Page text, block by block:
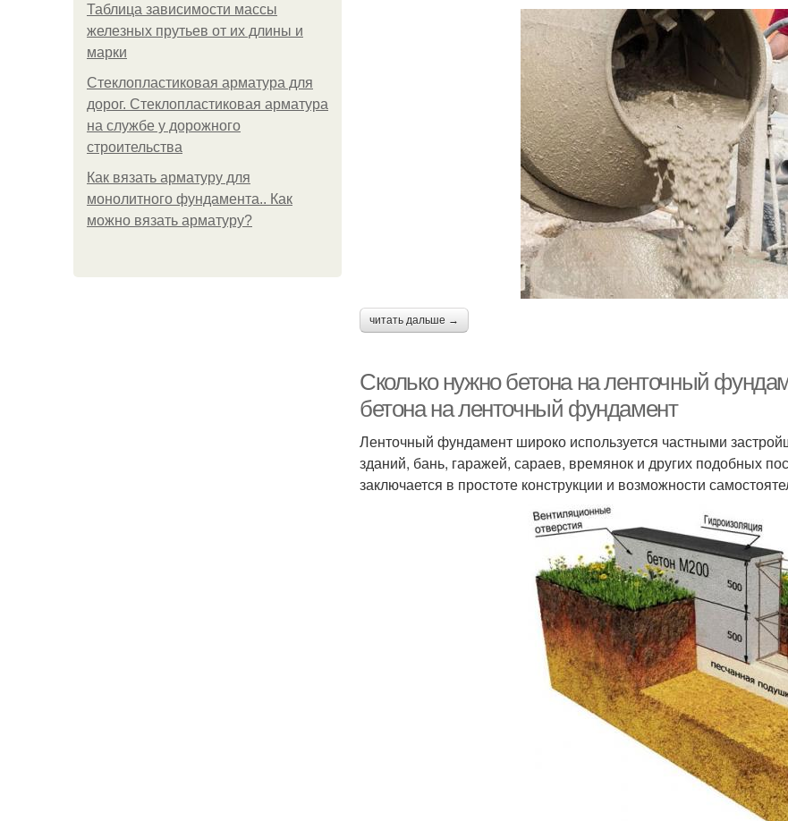
Таблица зависимости массы
железных прутьев от их длины и
марки
Стеклопластиковая арматура для
дорог. Стеклопластиковая арматура
на службе у дорожного
строительства
Как вязать арматуру для
монолитного фундамента.. Как
можно вязать арматуру?
читать дальше →
Сколько нужно бетона на ленточный
бетона на ленточный фундамент
Ленточный фундамент широко используется частными
зданий, бань, гаражей, сараев, времянок и других подобных
заключается в простоте конструкции и возможности